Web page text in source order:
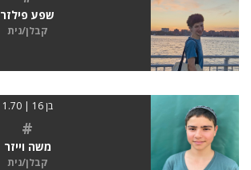
שפע פילזר
קבלן/נית
בן 16 | 1.70
#
משה וייזר
קבלן/נית